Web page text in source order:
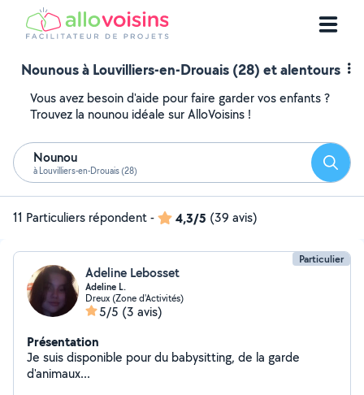
Nounous à Louvilliers-en-Drouais (28) et alentours
Vous avez besoin d'aide pour faire garder vos enfants ?
Trouvez la nounou idéale sur AlloVoisins !
Nounou
à Louvilliers-en-Drouais (28)
11 Particuliers répondent- 4,3/5 (39 avis)
Particulier
Adeline Lebosset
Adeline L.
Dreux (Zone d'Activités)
5/5 (3 avis)
Présentation
Je suis disponible pour du babysitting, de la garde
d'animaux...